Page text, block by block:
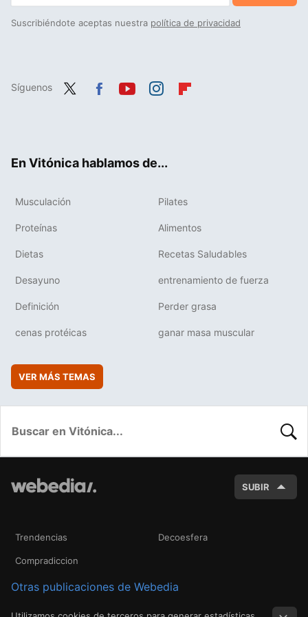
Suscribiéndote aceptas nuestra política de privacidad
Síguenos
En Vitónica hablamos de...
Musculación Pilates
Proteínas Alimentos
Dietas Recetas Saludables
Desayuno entrenamiento de fuerza
Definición Perder grasa
cenas protéicas ganar masa muscular
VER MÁS TEMAS
SUBIR
Trendencias Decoesfera
Compradiccion
Otras publicaciones de Webedia